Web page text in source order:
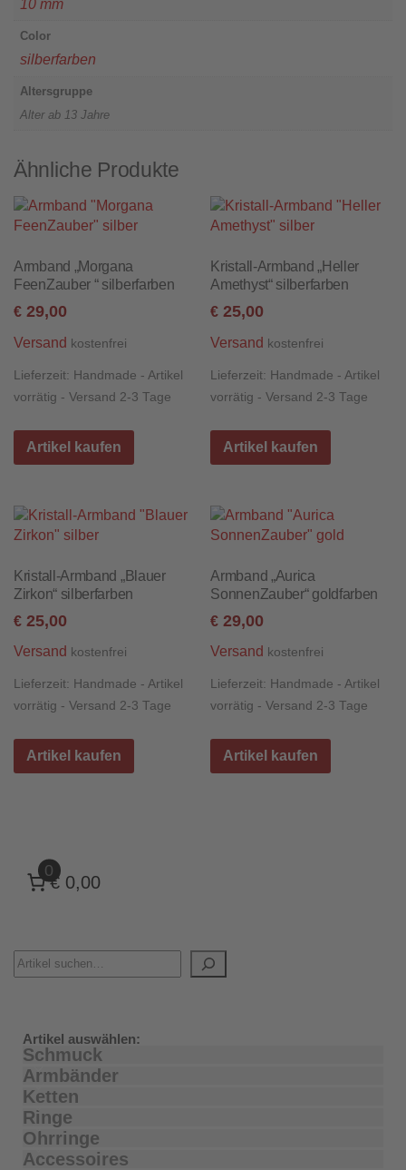
10 mm
Color
silberfarben
Altersgruppe
Alter ab 13 Jahre
Ähnliche Produkte
Armband „Morgana
FeenZauber “ silberfarben
€ 29,00
Versand kostenfrei
Lieferzeit: Handmade - Artikel
vorrätig - Versand 2-3 Tage
Artikel kaufen
Kristall-Armband „Heller
Amethyst“ silberfarben
€ 25,00
Versand kostenfrei
Lieferzeit: Handmade - Artikel
vorrätig - Versand 2-3 Tage
Artikel kaufen
Kristall-Armband „Blauer
Zirkon“ silberfarben
€ 25,00
Versand kostenfrei
Lieferzeit: Handmade - Artikel
vorrätig - Versand 2-3 Tage
Artikel kaufen
Armband „Aurica
SonnenZauber“ goldfarben
€ 29,00
Versand kostenfrei
Lieferzeit: Handmade - Artikel
vorrätig - Versand 2-3 Tage
Artikel kaufen
0
€ 0,00
Artikel auswählen:
Schmuck
Armbänder
Ketten
Ringe
Ohrringe
Accessoires